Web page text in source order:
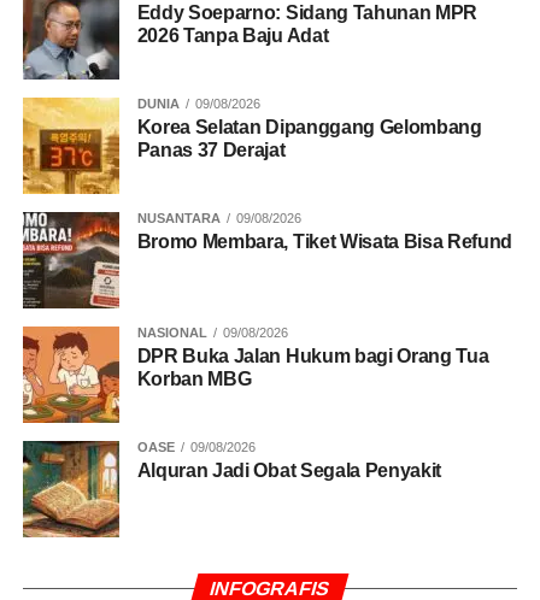
Eddy Soeparno: Sidang Tahunan MPR
2026 Tanpa Baju Adat
DUNIA 09/08/2026
Korea Selatan Dipanggang Gelombang
Panas 37 Derajat
NUSANTARA 09/08/2026
Bromo Membara, Tiket Wisata Bisa Refund
NASIONAL 09/08/2026
DPR Buka Jalan Hukum bagi Orang Tua
Korban MBG
OASE 09/08/2026
Alquran Jadi Obat Segala Penyakit
INFOGRAFIS